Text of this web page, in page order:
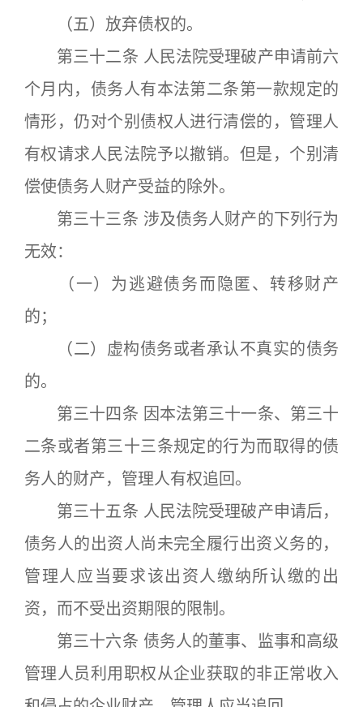
（五）放弃债权的。
第三十二条 人民法院受理破产申请前六
个月内，债务人有本法第二条第一款规定的
情形，仍对个别债权人进行清偿的，管理人
有权请求人民法院予以撤销。但是，个别清
偿使债务人财产受益的除外。
第三十三条 涉及债务人财产的下列行为
无效：
（一）为逃避债务而隐匿、转移财产
的；
（二）虚构债务或者承认不真实的债务
的。
第三十四条 因本法第三十一条、第三十
二条或者第三十三条规定的行为而取得的债
务人的财产，管理人有权追回。
第三十五条 人民法院受理破产申请后，
债务人的出资人尚未完全履行出资义务的，
管理人应当要求该出资人缴纳所认缴的出
资，而不受出资期限的限制。
第三十六条 债务人的董事、监事和高级
管理人员利用职权从企业获取的非正常收入